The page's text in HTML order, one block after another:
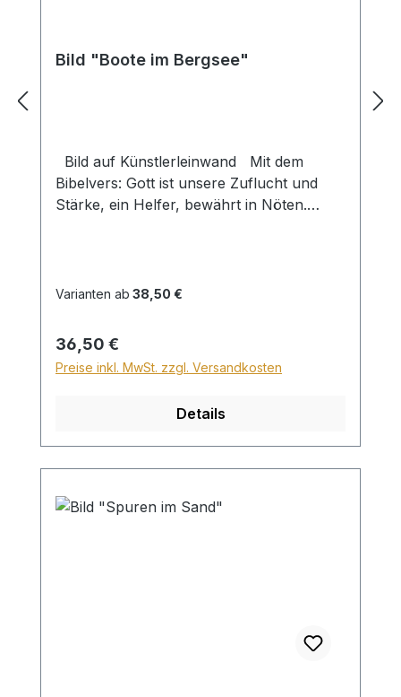
Bild "Boote im Bergsee"
Bild auf Künstlerleinwand Mit dem
Bibelvers: Gott ist unsere Zuflucht und
Stärke, ein Helfer, bewährt in Nöten.
Deutschlands ein Zuschlag für Sperrgut in
Versand ins Ausland beträgt der
Sperrgutzuschlag 30€.
Varianten ab 38,50 €
Regulärer Preis:
36,50 €
Preise inkl. MwSt. zzgl. Versandkosten
Details